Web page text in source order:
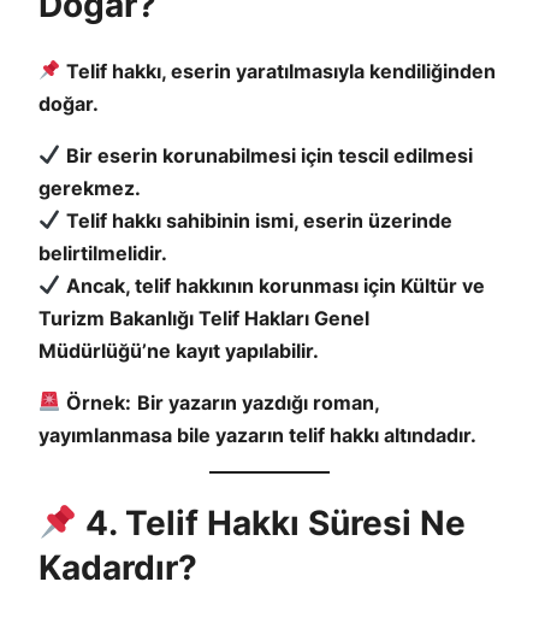
Telif hakkı, eserin yaratılmasıyla kendiliğinden
doğar.
Bir eserin korunabilmesi için tescil edilmesi
gerekmez.
Telif hakkı sahibinin ismi, eserin üzerinde
belirtilmelidir.
Ancak, telif hakkının korunması için Kültür ve
Turizm Bakanlığı Telif Hakları Genel
Müdürlüğü’ne kayıt yapılabilir.
Örnek: Bir yazarın yazdığı roman,
yayımlanmasa bile yazarın telif hakkı altındadır.
4. Telif Hakkı Süresi Ne
Kadardır?